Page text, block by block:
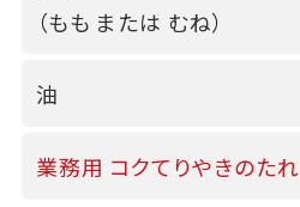
（もも または むね）
油
業務用 コクてりやきのたれ